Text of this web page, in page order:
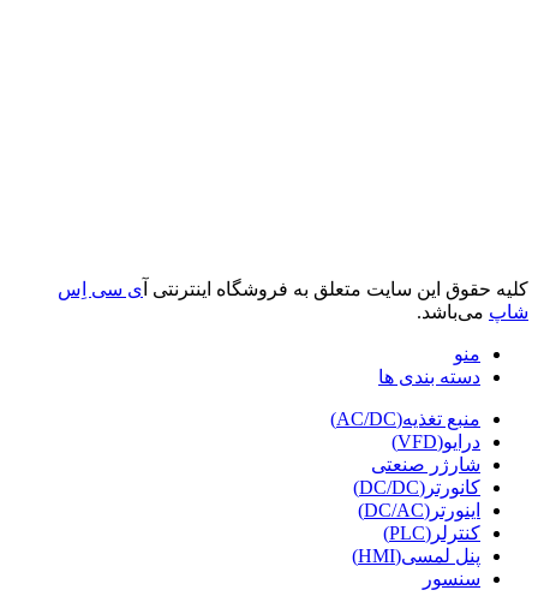
کلیه حقوق این سایت متعلق به فروشگاه اینترنتی آ ی سی اِس
شاپ می‌باشد.
منو
دسته بندی ها
منبع تغذیه(AC/DC)
درایو(VFD)
شارژر صنعتی
کانورتر(DC/DC)
اینورتر(DC/AC)
کنترلر(PLC)
پنل لمسی(HMI)
سنسور